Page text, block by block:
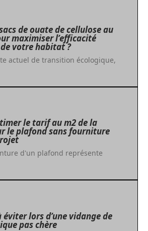
de ouate de cellulose au
maximiser l’efficacité
votre habitat ?
actuel de transition écologique,
le tarif au m2 de la
le plafond sans fourniture
d'un plafond représente
éviter lors d’une vidange de
pas chère